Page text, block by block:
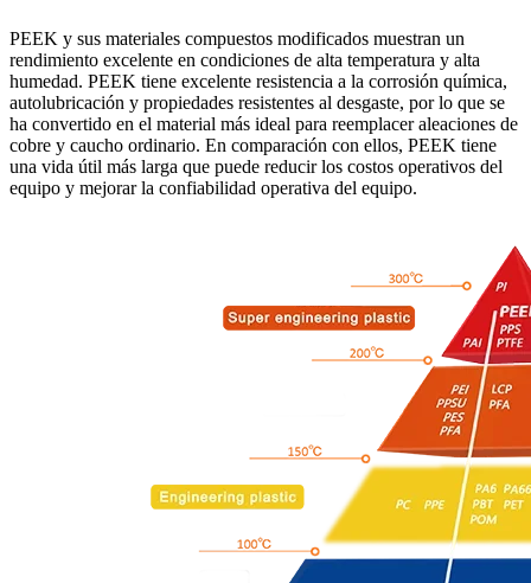
PEEK y sus materiales compuestos modificados muestran un
rendimiento excelente en condiciones de alta temperatura y alta
humedad. PEEK tiene excelente resistencia a la corrosión química,
autolubricación y propiedades resistentes al desgaste, por lo que se
ha convertido en el material más ideal para reemplacer aleaciones de
cobre y caucho ordinario. En comparación con ellos, PEEK tiene
una vida útil más larga que puede reducir los costos operativos del
equipo y mejorar la confiabilidad operativa del equipo.